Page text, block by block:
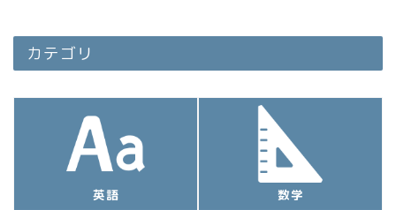
カテゴリ
英語 数学